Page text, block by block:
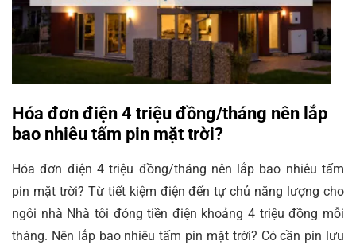
Hóa đơn điện 4 triệu đồng/tháng nên lắp
bao nhiêu tấm pin mặt trời?
Hóa đơn điện 4 triệu đồng/tháng nên lắp bao nhiêu tấm
pin mặt trời? Từ tiết kiệm điện đến tự chủ năng lượng cho
ngôi nhà Nhà tôi đóng tiền điện khoảng 4 triệu đồng mỗi
tháng. Nên lắp bao nhiêu tấm pin mặt trời? Có cần pin lưu